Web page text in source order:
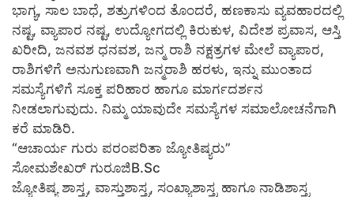
ಭಾಗ್ಯ, ಸಾಲ ಬಾಧೆ, ಶತ್ರುಗಳಿಂದ ತೊಂದರೆ, ಹಣಕಾಸು ವ್ಯವಹಾರದಲ್ಲಿ
ನಷ್ಟ, ವ್ಯಾಪಾರ ನಷ್ಟ, ಉದ್ಯೋಗದಲ್ಲಿ ಕಿರುಕುಳ, ವಿದೇಶ ಪ್ರವಾಸ, ಆಸ್ತಿ
ಖರೀದಿ, ಜನವಶ ಧನವಶ, ಜನ್ಮ ರಾಶಿ ನಕ್ಷತ್ರಗಳ ಮೇಲೆ ವ್ಯಾಪಾರ,
ರಾಶಿಗಳಿಗೆ ಅನುಗುಣವಾಗಿ ಜನ್ಮರಾಶಿ ಹರಳು, ಇನ್ನು ಮುಂತಾದ
ಸಮಸ್ಯೆಗಳಿಗೆ ಸೂಕ್ತ ಪರಿಹಾರ ಹಾಗೂ ಮಾರ್ಗದರ್ಶನ
ನೀಡಲಾಗುವುದು. ನಿಮ್ಮ ಯಾವುದೇ ಸಮಸ್ಯೆಗಳ ಸಮಾಲೋಚನೆಗಾಗಿ
ಕರೆ ಮಾಡಿರಿ.
“ಆಚಾರ್ಯ ಗುರು ಪರಂಪರಿತಾ ಜ್ಯೋತಿಷ್ಯರು”
ಸೋಮಶೇಖರ್ ಗುರೂಜಿB.Sc
ಜ್ಯೋತಿಷ್ಯ ಶಾಸ್ತ್ರ, ವಾಸ್ತುಶಾಸ್ತ್ರ, ಸಂಖ್ಯಾಶಾಸ್ತ್ರ ಹಾಗೂ ನಾಡಿಶಾಸ್ತ್ರ